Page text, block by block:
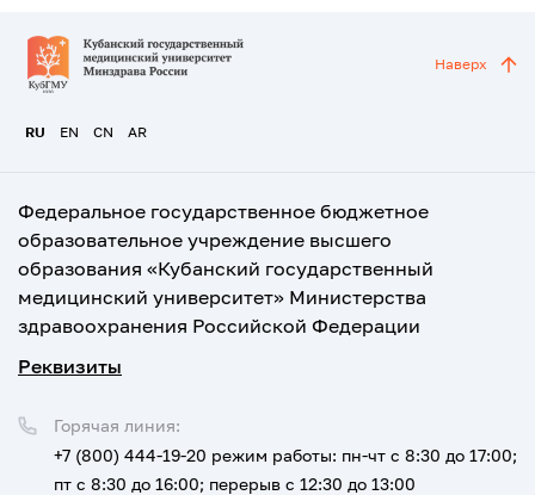
RU EN CN AR
Наверх
Федеральное государственное бюджетное
образовательное учреждение высшего
образования «Кубанский государственный
медицинский университет» Министерства
здравоохранения Российской Федерации
Реквизиты
Горячая линия:
+7 (800) 444-19-20 режим работы: пн-чт с 8:30 до 17:00;
пт с 8:30 до 16:00; перерыв с 12:30 до 13:00